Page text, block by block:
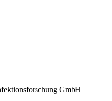
GmbH